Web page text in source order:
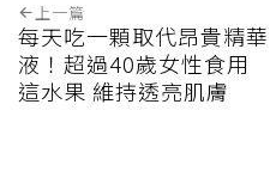
上一篇
每天吃一顆取代昂貴精華
液！超過40歲女性食用
這水果 維持透亮肌膚